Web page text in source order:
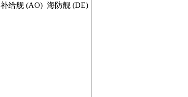
补给舰 (AO) 海防舰 (DE)